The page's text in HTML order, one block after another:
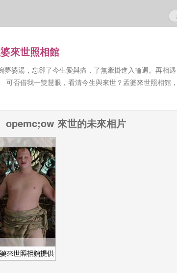
來世照相館
夢婆湯，忘卻了今生愛與痛，了無牽掛進入輪迴。再相
可否借我一雙慧眼，看清今生與來世？孟婆來世照相館
opemc;ow 來世的未來相片